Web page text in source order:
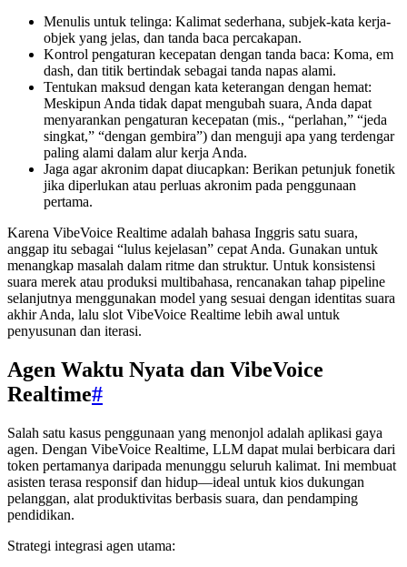
Menulis untuk telinga: Kalimat sederhana, subjek-kata kerja-
objek yang jelas, dan tanda baca percakapan.
Kontrol pengaturan kecepatan dengan tanda baca: Koma, em
dash, dan titik bertindak sebagai tanda napas alami.
Tentukan maksud dengan kata keterangan dengan hemat:
Meskipun Anda tidak dapat mengubah suara, Anda dapat
menyarankan pengaturan kecepatan (mis., “perlahan,” “jeda
singkat,” “dengan gembira”) dan menguji apa yang terdengar
paling alami dalam alur kerja Anda.
Jaga agar akronim dapat diucapkan: Berikan petunjuk fonetik
jika diperlukan atau perluas akronim pada penggunaan
pertama.
Karena VibeVoice Realtime adalah bahasa Inggris satu suara,
anggap itu sebagai “lulus kejelasan” cepat Anda. Gunakan untuk
menangkap masalah dalam ritme dan struktur. Untuk konsistensi
suara merek atau produksi multibahasa, rencanakan tahap pipeline
selanjutnya menggunakan model yang sesuai dengan identitas suara
akhir Anda, lalu slot VibeVoice Realtime lebih awal untuk
penyusunan dan iterasi.
Agen Waktu Nyata dan VibeVoice
Realtime#
Salah satu kasus penggunaan yang menonjol adalah aplikasi gaya
agen. Dengan VibeVoice Realtime, LLM dapat mulai berbicara dari
token pertamanya daripada menunggu seluruh kalimat. Ini membuat
asisten terasa responsif dan hidup—ideal untuk kios dukungan
pelanggan, alat produktivitas berbasis suara, dan pendamping
pendidikan.
Strategi integrasi agen utama: